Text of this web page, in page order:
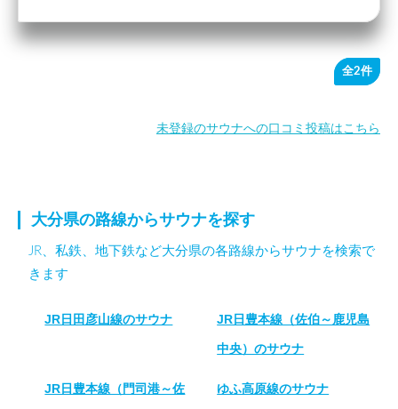
全2件
未登録のサウナへの口コミ投稿はこちら
大分県の路線からサウナを探す
JR、私鉄、地下鉄など大分県の各路線からサウナを検索で
きます
JR日田彦山線のサウナ JR日豊本線（佐伯～鹿児島
中央）のサウナ
JR日豊本線（門司港～佐 ゆふ高原線のサウナ